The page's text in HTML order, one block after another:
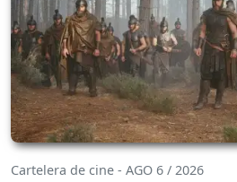
Cartelera de cine - AGO 6 / 2026